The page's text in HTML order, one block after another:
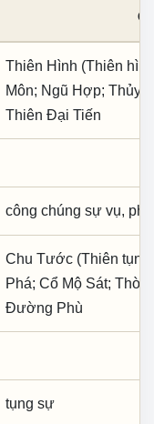
Thiên Hình (Thiên
Môn; Ngũ Hợp; Thủy
Thiên Đại Tiến
công chúng sự vụ,
Chu Tước (Thiên
Phá; Cổ Mộ Sát;
Đường Phù
tụng sự